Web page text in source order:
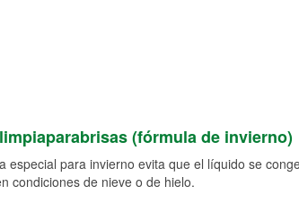
(fórmula de invierno)
especial para invierno evita que el líquido se
condiciones de nieve o de hielo.